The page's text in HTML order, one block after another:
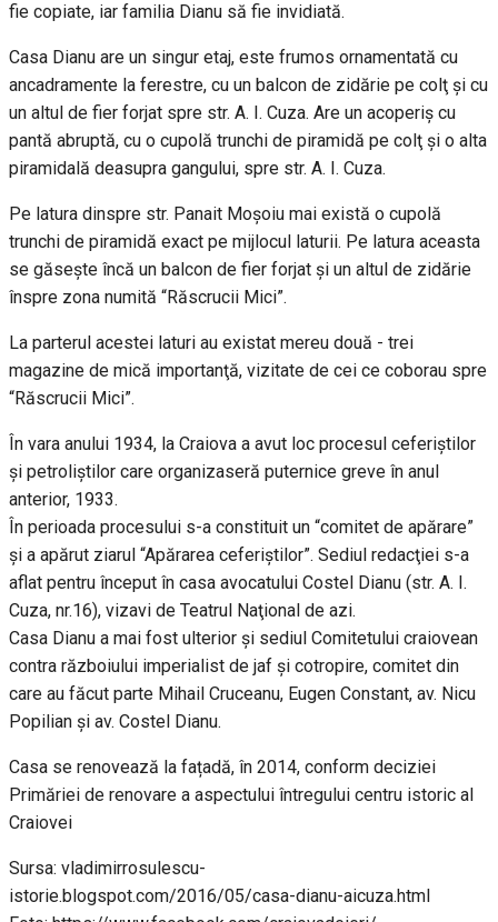
fie copiate, iar familia Dianu să fie invidiată.
Casa Dianu are un singur etaj, este frumos ornamentată cu
ancadramente la ferestre, cu un balcon de zidărie pe colţ şi cu
un altul de fier forjat spre str. A. I. Cuza. Are un acoperiş cu
pantă abruptă, cu o cupolă trunchi de piramidă pe colţ şi o alta
piramidală deasupra gangului, spre str. A. I. Cuza.
Pe latura dinspre str. Panait Moşoiu mai există o cupolă
trunchi de piramidă exact pe mijlocul laturii. Pe latura aceasta
se găseşte încă un balcon de fier forjat şi un altul de zidărie
înspre zona numită “Răscrucii Mici”.
La parterul acestei laturi au existat mereu două - trei
magazine de mică importanţă, vizitate de cei ce coborau spre
“Răscrucii Mici”.
În vara anului 1934, la Craiova a avut loc procesul ceferiştilor
şi petroliştilor care organizaseră puternice greve în anul
anterior, 1933.
În perioada procesului s-a constituit un “comitet de apărare”
şi a apărut ziarul “Apărarea ceferiştilor”. Sediul redacţiei s-a
aflat pentru început în casa avocatului Costel Dianu (str. A. I.
Cuza, nr.16), vizavi de Teatrul Naţional de azi.
Casa Dianu a mai fost ulterior şi sediul Comitetului craiovean
contra războiului imperialist de jaf şi cotropire, comitet din
care au făcut parte Mihail Cruceanu, Eugen Constant, av. Nicu
Popilian şi av. Costel Dianu.
Casa se renovează la fațadă, în 2014, conform deciziei
Primăriei de renovare a aspectului întregului centru istoric al
Craiovei
Sursa: vladimirrosulescu-
istorie.blogspot.com/2016/05/casa-dianu-aicuza.html